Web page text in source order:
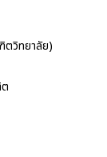
วิทยาลัย)